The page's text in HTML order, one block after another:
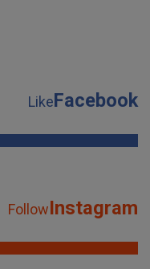
LikeFacebook
FollowInstagram